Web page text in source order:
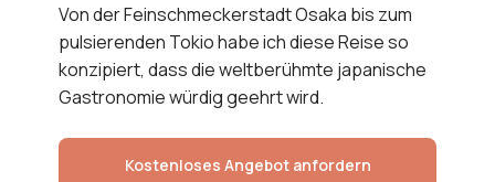
Von der Feinschmeckerstadt Osaka bis zum
pulsierenden Tokio habe ich diese Reise so
konzipiert, dass die weltberühmte japanische
Gastronomie würdig geehrt wird.
Kostenloses Angebot anfordern